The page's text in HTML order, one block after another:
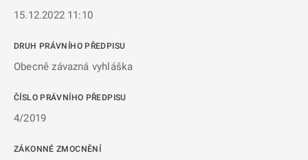
15.12.2022 11:10
DRUH PRÁVNÍHO PŘEDPISU
Obecně závazná vyhláška
ČÍSLO PRÁVNÍHO PŘEDPISU
4/2019
ZÁKONNÉ ZMOCNĚNÍ